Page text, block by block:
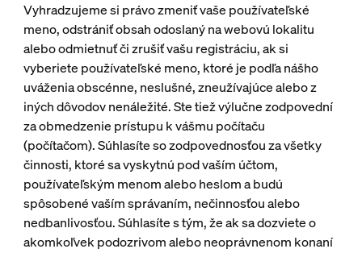
Vyhradzujeme si právo zmeniť vaše používateľské
meno, odstrániť obsah odoslaný na webovú lokalitu
alebo odmietnuť či zrušiť vašu registráciu, ak si
vyberiete používateľské meno, ktoré je podľa nášho
uváženia obscénne, neslušné, zneužívajúce alebo z
iných dôvodov nenáležité. Ste tiež výlučne zodpovední
za obmedzenie prístupu k vášmu počítaču
(počítačom). Súhlasíte so zodpovednosťou za všetky
činnosti, ktoré sa vyskytnú pod vaším účtom,
používateľským menom alebo heslom a budú
spôsobené vaším správaním, nečinnosťou alebo
nedbanlivosťou. Súhlasíte s tým, že ak sa dozviete o
akomkoľvek podozrivom alebo neoprávnenom konaní